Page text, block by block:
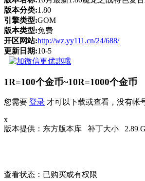
版本分类:1.80
引擎类型:GOM
版本类型:免费
开区网站:http://wz.yy111.cn/24/688/
更新日期:10-5
1R=100个金币~10R=1000个金
您需要 登录 才可以下载或查看，没有帐
x
版本提供：东方版本库 补丁大小 2.89
查看状态：已购买或有权限